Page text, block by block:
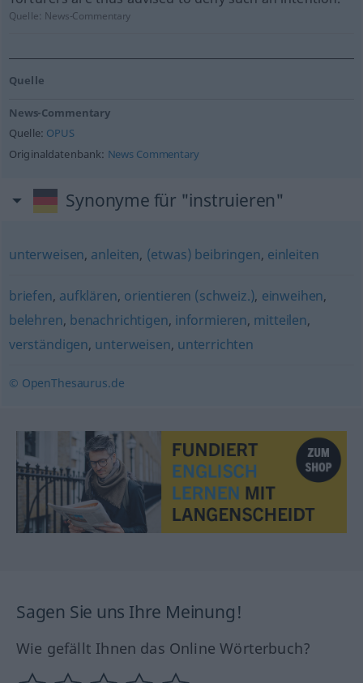
Quelle: News-Commentary
Quelle
News-Commentary
Quelle: OPUS
Originaldatenbank: News Commentary
Synonyme für "instruieren"
unterweisen, anleiten, (etwas) beibringen, einleiten
briefen, aufklären, orientieren (schweiz.), einweihen,
belehren, benachrichtigen, informieren, mitteilen,
verständigen, unterweisen, unterrichten
© OpenThesaurus.de
Sagen Sie uns Ihre Meinung!
Wie gefällt Ihnen das Online Wörterbuch?